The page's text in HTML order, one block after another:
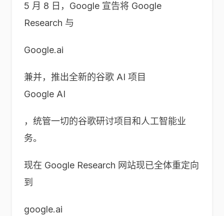
5 月 8 日，Google 宣告将 Google
Research 与
Google.ai
兼并，推出全新的谷歌 AI 项目
Google AI
，统管一切的谷歌研讨项目和人工智能业
务。
现在 Google Research 网站现已全体重定向
到
google.ai